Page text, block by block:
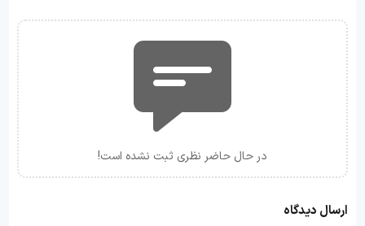
در حال حاضر نظری ثبت نشده است!
ارسال دیدگاه